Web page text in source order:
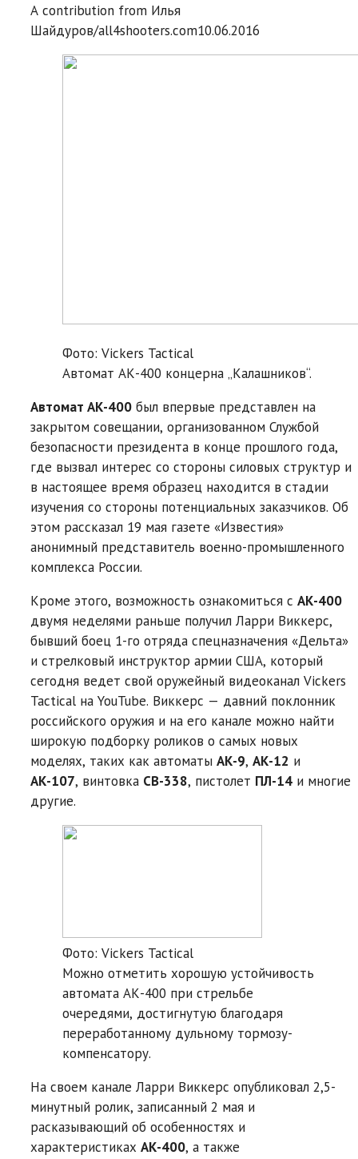
A contribution from Илья
Шайдуров/all4shooters.com10.06.2016
Фото: Vickers Tactical
Автомат АК-400 концерна „Калашников“.
Автомат АК-400 был впервые представлен на
закрытом совещании, организованном Службой
безопасности президента в конце прошлого года,
где вызвал интерес со стороны силовых структур и
в настоящее время образец находится в стадии
изучения со стороны потенциальных заказчиков. Об
этом рассказал 19 мая газете «Известия»
анонимный представитель военно-промышленного
комплекса России.
Кроме этого, возможность ознакомиться с АК-400
двумя неделями раньше получил Ларри Виккерс,
бывший боец 1-го отряда спецназначения «Дельта»
и стрелковый инструктор армии США, который
сегодня ведет свой оружейный видеоканал Vickers
Tactical на YouTube. Виккерс — давний поклонник
российского оружия и на его канале можно найти
широкую подборку роликов о самых новых
моделях, таких как автоматы АК-9, АК-12 и
АК-107, винтовка СВ-338, пистолет ПЛ-14 и многие
другие.
Фото: Vickers Tactical
Можно отметить хорошую устойчивость
автомата АК-400 при стрельбе
очередями, достигнутую благодаря
переработанному дульному тормозу-
компенсатору.
На своем канале Ларри Виккерс опубликовал 2,5-
минутный ролик, записанный 2 мая и
расказывающий об особенностях и
характеристиках АК-400, а также